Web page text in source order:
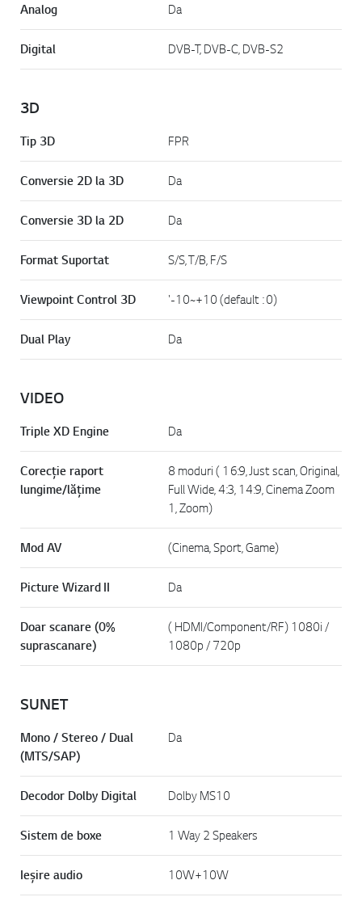
Analog Da
Digital DVB-T, DVB-C, DVB-S2
3D
Tip 3D FPR
Conversie 2D la 3D Da
Conversie 3D la 2D Da
Format Suportat S/S, T/B, F/S
Viewpoint Control 3D '-10~+10 (default : 0)
Dual Play Da
VIDEO
Triple XD Engine Da
Corecţie raport
lungime/lăţime
8 moduri ( 16:9, Just scan, Original,
Full Wide, 4:3, 14:9, Cinema Zoom
1, Zoom)
Mod AV (Cinema, Sport, Game)
Picture Wizard II Da
Doar scanare (0%
suprascanare)
( HDMI/Component/RF) 1080i /
1080p / 720p
SUNET
Mono / Stereo / Dual
(MTS/SAP)
Da
Decodor Dolby Digital Dolby MS10
Sistem de boxe 1 Way 2 Speakers
Ieşire audio 10W+10W